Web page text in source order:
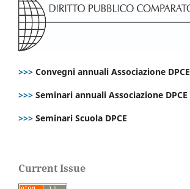
>>> Convegni annuali Associazione DPCE
>>> Seminari annuali Associazione DPCE
>>> Seminari Scuola DPCE
Current Issue